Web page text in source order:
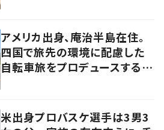
アメリカ出身、庵治半島在住。
四国で旅先の環境に配慮した
自転車旅をプロデュースする
米出身プロバスケ選手は3男3